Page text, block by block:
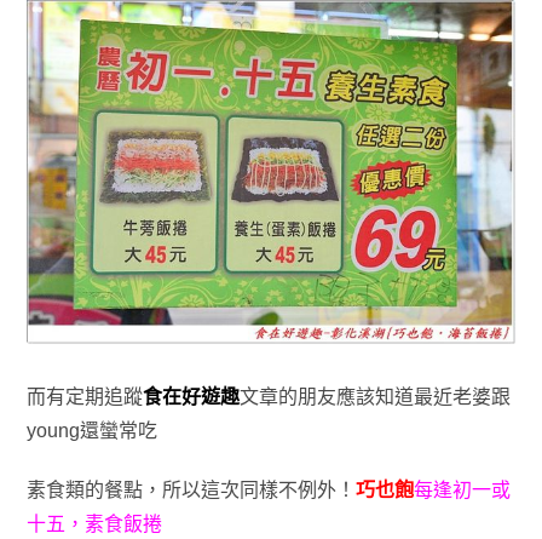
而有定期追蹤食在好遊趣文章的朋友應該知道最近老婆跟
young還蠻常吃
素食類的餐點，所以這次同樣不例外！ 巧也飽每逢初一或
十五， 素食飯捲